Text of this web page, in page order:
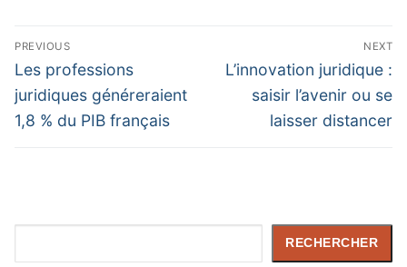
Navigation
de
l’article
PREVIOUS
Previous
post:
Les professions
juridiques généreraient
1,8 % du PIB français
NEXT
Next
post:
L’innovation juridique :
saisir l’avenir ou se
laisser distancer
RECHERCHER